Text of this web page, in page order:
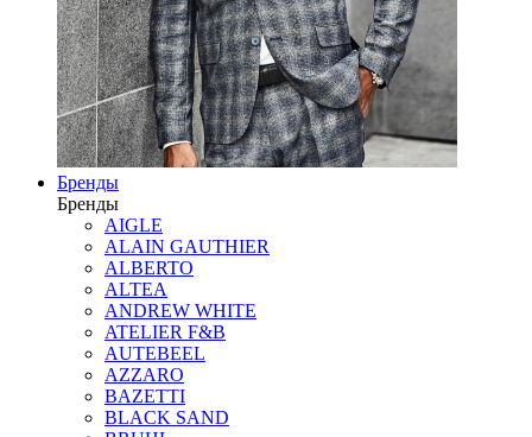
Бренды
Бренды
AIGLE
ALAIN GAUTHIER
ALBERTO
ALTEA
ANDREW WHITE
ATELIER F&B
AUTEBEEL
AZZARO
BAZETTI
BLACK SAND